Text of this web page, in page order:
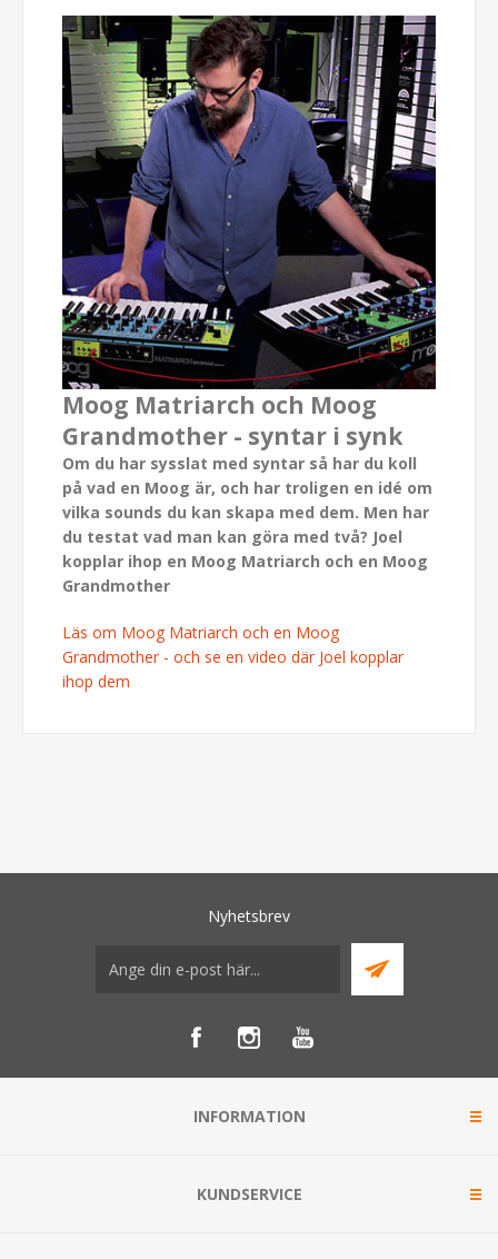
Moog Matriarch och Moog
Grandmother - syntar i synk
Om du har sysslat med syntar så har du koll
på vad en Moog är, och har troligen en idé om
vilka sounds du kan skapa med dem. Men har
du testat vad man kan göra med två? Joel
kopplar ihop en Moog Matriarch och en Moog
Grandmother
Läs om Moog Matriarch och en Moog
Grandmother - och se en video där Joel kopplar
ihop dem
Nyhetsbrev
INFORMATION
KUNDSERVICE